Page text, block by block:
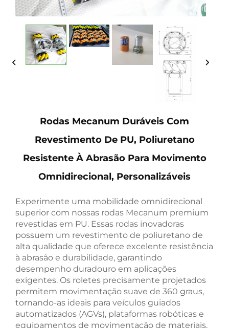
Rodas Mecanum Duráveis Com
Revestimento De PU, Poliuretano
Resistente À Abrasão Para Movimento
Omnidirecional, Personalizáveis
Experimente uma mobilidade omnidirecional
superior com nossas rodas Mecanum premium
revestidas em PU. Essas rodas inovadoras
possuem um revestimento de poliuretano de
alta qualidade que oferece excelente resistência
à abrasão e durabilidade, garantindo
desempenho duradouro em aplicações
exigentes. Os roletes precisamente projetados
permitem movimentação suave de 360 graus,
tornando-as ideais para veículos guiados
automatizados (AGVs), plataformas robóticas e
equipamentos de movimentação de materiais.